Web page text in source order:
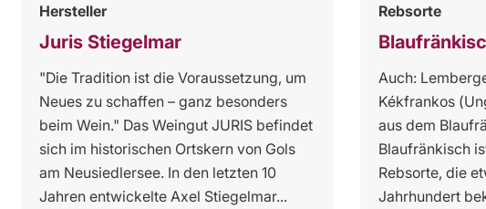
Hersteller
Juris Stiegelmar
"Die Tradition ist die Voraussetzung, um
Neues zu schaffen – ganz besonders
beim Wein." Das Weingut JURIS befindet
sich im historischen Ortskern von Gols
am Neusiedlersee. In den letzten 10
Jahren entwickelte Axel Stiegelmar...
Rebsorte
Auch:
Kékfrankos
aus dem
Blaufränkisch
Rebsorte, die
Jahrhundert